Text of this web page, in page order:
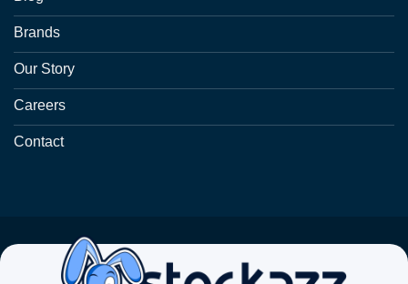
Brands
Our Story
Careers
Contact